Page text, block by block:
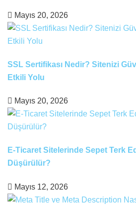
Mayıs 20, 2026
SSL Sertifikası Nedir? Sitenizi
Etkili Yolu
Mayıs 20, 2026
E-Ticaret Sitelerinde Sepet Terk
Düşürülür?
Mayıs 12, 2026